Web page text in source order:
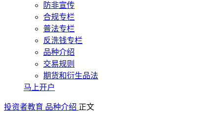
防非宣传
合规专栏
普法专栏
反洗钱专栏
品种介绍
交易规则
期货和衍生品法
马上开户
投资者教育 品种介绍 正文